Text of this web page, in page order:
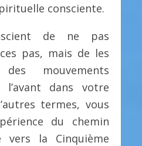
consciente.
de ne pas
pas, mais de les
mouvements
l’avant dans votre
termes, vous
du chemin
la Cinquième